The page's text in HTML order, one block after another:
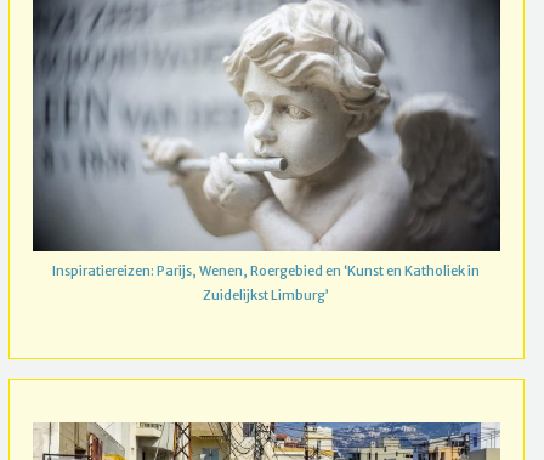
Inspiratiereizen: Parijs, Wenen, Roergebied en ‘Kunst en Katholiek in
Zuidelijkst Limburg’